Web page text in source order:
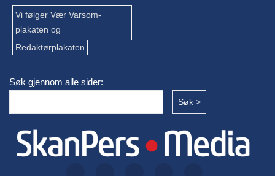
Vi følger Vær Varsom-
plakaten og
Redaktørplakaten
Søk gjennom alle sider: